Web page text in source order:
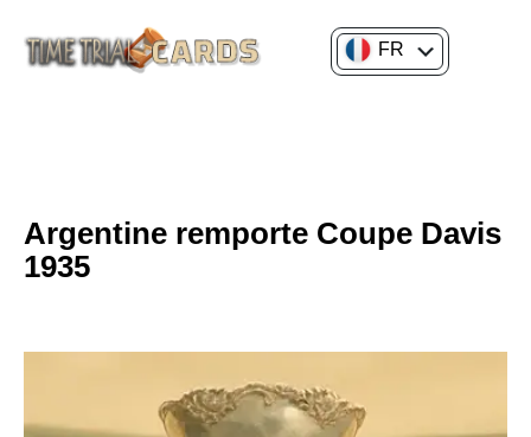
FR
Argentine remporte Coupe Davis
1935